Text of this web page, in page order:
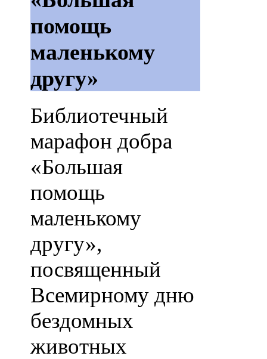
помощь
маленькому
другу»
Библиотечный
марафон добра
«Большая
помощь
маленькому
другу»,
посвященный
Всемирному дню
бездомных
животных